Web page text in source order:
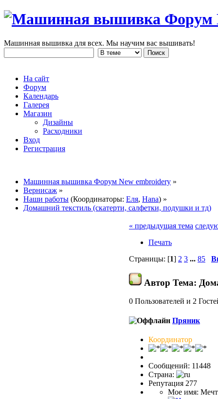
Машинная вышивка для всех. Мы научим вас вышивать!
На сайт
Форум
Календарь
Галерея
Магазин
Дизайны
Расходники
Вход
Регистрация
Машинная вышивка Форум New embroidery »
Вернисаж »
Наши работы (Координаторы: Еля, Hana) »
Домашний текстиль (скатерти, салфетки, подушки и тд)
« предыдущая тема
Печать
Страницы: [1] 2 3 ... 85
Автор Тема:
0 Пользователей и 2
Пряник
Координатор
Сообщений: 11448
Страна:
Репутация 277
Мое имя: